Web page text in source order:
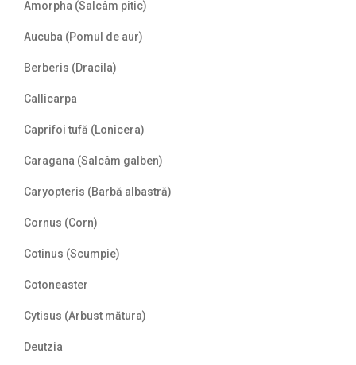
Amorpha (Salcâm pitic)
Aucuba (Pomul de aur)
Berberis (Dracila)
Callicarpa
Caprifoi tufă (Lonicera)
Caragana (Salcâm galben)
Caryopteris (Barbă albastră)
Cornus (Corn)
Cotinus (Scumpie)
Cotoneaster
Cytisus (Arbust mătura)
Deutzia